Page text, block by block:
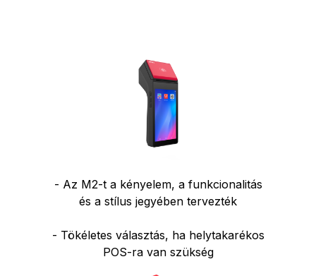
- Az M2-t a kényelem, a funkcionalitás
és a stílus jegyében tervezték
- Tökéletes választás, ha helytakarékos
POS-ra van szükség